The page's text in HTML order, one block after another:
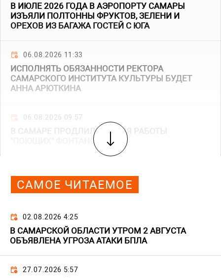
В ИЮЛЕ 2026 ГОДА В АЭРОПОРТУ САМАРЫ
ИЗЪЯЛИ ПОЛТОННЫ ФРУКТОВ, ЗЕЛЕНИ И
ОРЕХОВ ИЗ БАГАЖА ГОСТЕЙ С ЮГА
06.08.2026 11:33
ИСПОЛНЯТЬ ОБЯЗАННОСТИ РЕКТОРА
САМАРСКОГО ИНСТИТУТА КУЛЬТУРЫ БУДЕТ
АННА АРЮТКИНА
06.08.2026 09:57
В САМАРЕ ПРОДЛИЛИ ВРЕМЯ РАБОТЫ
"ПОЮЩИХ" ФОНТАНОВ
САМОЕ ЧИТАЕМОЕ
02.08.2026 4:25
В САМАРСКОЙ ОБЛАСТИ УТРОМ 2 АВГУСТА
ОБЪЯВЛЕНА УГРОЗА АТАКИ БПЛА
27.07.2026 5:57